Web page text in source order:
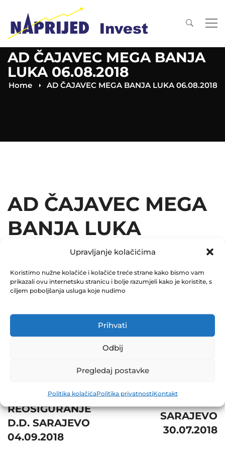
Upravljanje kolačićima
Koristimo nužne kolačiće i kolačiće treće strane kako bismo vam
prikazali ovu internetsku stranicu i bolje razumjeli kako je koristite, s
ciljem poboljšanja usluga koje nudimo
Prihvati
Odbij
Pregledaj postavke
Politika kolačićaPolitika privatnostiKontakt
AD ČAJAVEC MEGA BANJA
LUKA 06.08.2018
Home AD ČAJAVEC MEGA BANJA LUKA 06.08.2018
AD ČAJAVEC MEGA
BANJA LUKA
06.08.2018
December 31, 2018
0 Comments
navigation
REOSIGURANJE
D.D. SARAJEVO
04.09.2018
SARAJEVO
30.07.2018